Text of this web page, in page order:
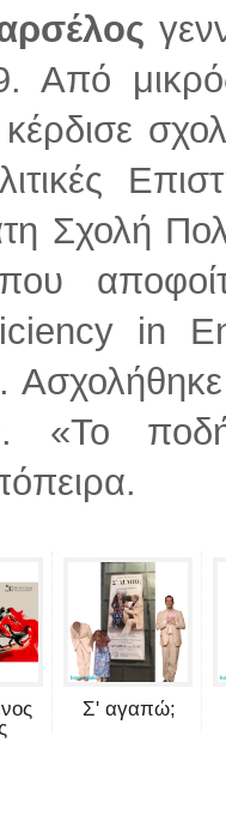
Από
Σχολή
in
«Το
Σ' αγαπώ;